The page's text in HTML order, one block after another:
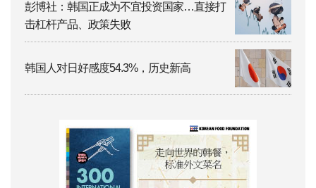
彭博社：韩国正成为不宜投资国家…直接打
击杠杆产品、政策失败
韩国人对日好感度54.3%，历史新高